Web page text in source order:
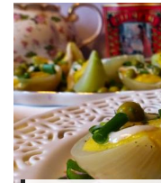
Dodaj
Dodaj
galerię
Dodaj
artykuł
Najlepsze